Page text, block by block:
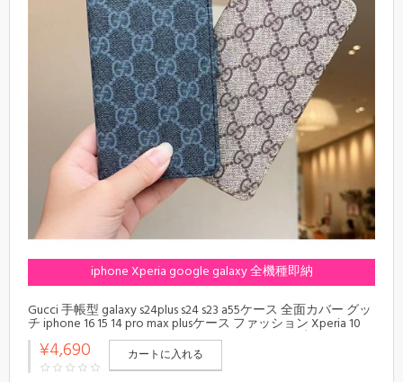
iphone Xperia google galaxy 全機種即納
Gucci 手帳型 galaxy s24plus s24 s23 a55ケース 全面カバー グッ
チ iphone 16 15 14 pro max plusケース ファッション Xperia 10
vi/1 v/5 iv google pixel 8a 9 pro/7aスマホケース ブランド カー
ド入りメンズ Galaxy s24 s23 s22 s21 note20 s24スマホケース
安い
¥4,690 カートに入れる